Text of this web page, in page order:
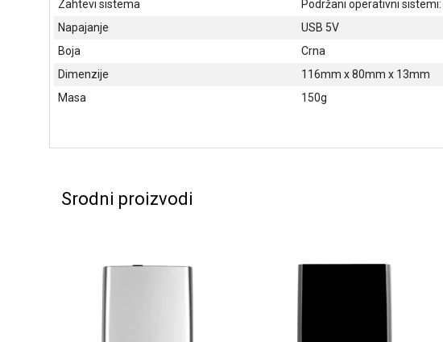
Zahtevi sistema
Podržani operativni
Napajanje
USB 5V
Boja
Crna
Dimenzije
116mm x 80mm x 13mm
Masa
150g
Srodni proizvodi